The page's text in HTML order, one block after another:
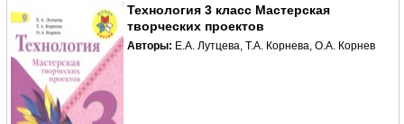
Технология 3 класс Мастерская
творческих проектов
Авторы: Е.А. Лутцева, Т.А. Корнева, О.А. Корнев